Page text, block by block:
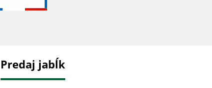
Predaj jabĺk